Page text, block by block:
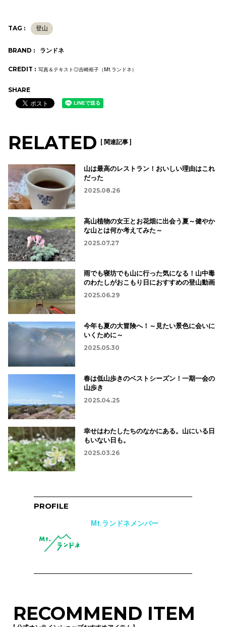
TAG : 登山
BRAND : ランドネ
CREDIT : 写真＆テキスト◎吉崎裕子（Mt.ランドネ）
SHARE
RELATED [ 関連記事 ]
山は最高のレストラン！おいしい理由はこれ
だった
2025.08.26
高山植物の女王とお花畑に出会う夏～健やか
な山とは何か考えてみた～
2025.07.27
雨でも寝坊でも山に行った気になる！山中毒
のわたしがおこもり日におすすめの登山動画
2025.06.29
今年も夏の大冒険へ！～見たい景色に会いに
いくために～
2025.05.30
春は低山歩きのベストシーズン！一期一会の
山歩き
2025.04.25
幸せはわたしたちのなかにある。山にいる日
もいない日も。
2025.03.26
PROFILE
Mt.ランドネメンバー
RECOMMEND ITEM